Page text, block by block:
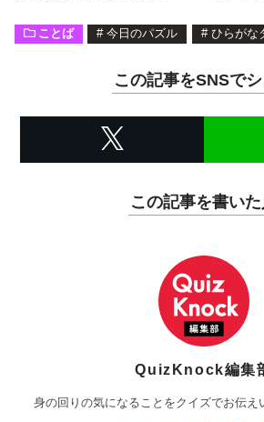
ことば # 今日のパズル # ひらがな
この記事をSNSで
この記事を書いた
QuizKnock編集
身の回りの気になることをクイズでお伝え